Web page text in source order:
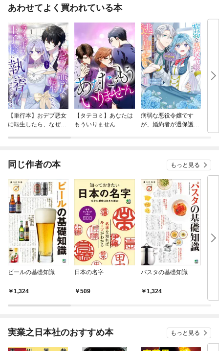
あわせてよく買われている本
【単行本】おデブ悪女
に転生したら、なぜか
【タテヨミ】あなたは
もういりません
病弱な悪役令嬢です
が、婚約者が過保護す
妹
同じ作者の本 もっと見る
ビールの基礎知識
1,324
日本の名字
509
パスタの基礎知識
1,324
幸
実業之日本社のおすすめ本 もっと見る